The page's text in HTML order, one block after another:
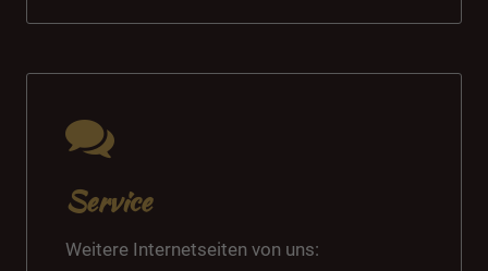
Service
Weitere Internetseiten von uns: